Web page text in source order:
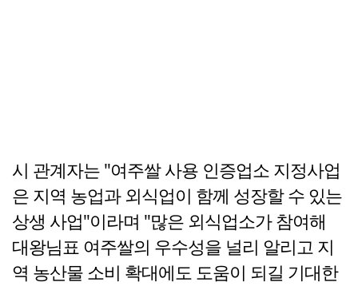
시 관계자는 "여주쌀 사용 인증업소 지정사업
은 지역 농업과 외식업이 함께 성장할 수 있는
상생 사업"이라며 "많은 외식업소가 참여해
대왕님표 여주쌀의 우수성을 널리 알리고 지
역 농산물 소비 확대에도 도움이 되길 기대한